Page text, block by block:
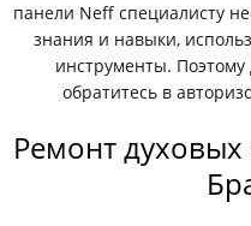
панели Neff специалисту
знания и навыки,
инструменты. Поэтому
обратитесь в
Ремонт духовых